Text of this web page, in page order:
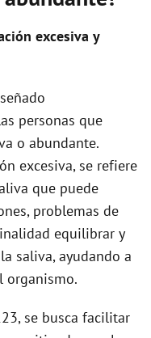
excesiva y
personas que
o abundante.
excesiva, se refiere
que puede
problemas de
equilibrar y
saliva, ayudando a
organismo.
se busca facilitar